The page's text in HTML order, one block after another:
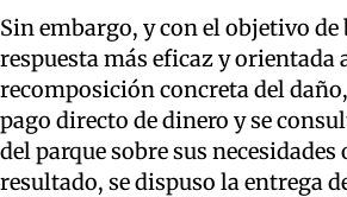
Sin embargo, y con el objetivo
respuesta más eficaz y orientada
recomposición concreta del
pago directo de dinero y se
del parque sobre sus
resultado, se dispuso la entrega